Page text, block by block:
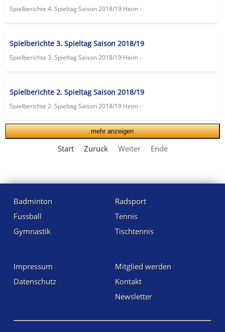
Spielberichte 4. Spieltag Saison 2018/19 Heim -
Spielberichte 3. Spieltag Saison 2018/19
Spielberichte 3. Spieltag Saison 2018/19 Heim -
Spielberichte 2. Spieltag Saison 2018/19
Spielberichte 2. Spieltag Saison 2018/19 Heim -
mehr anzeigen
Start Zurück Weiter Ende
Badminton
Fussball
Gymnastik
Radsport
Tennis
Tischtennis
Impressum
Datenschutz
Mitglied werden
Kontakt
Newsletter